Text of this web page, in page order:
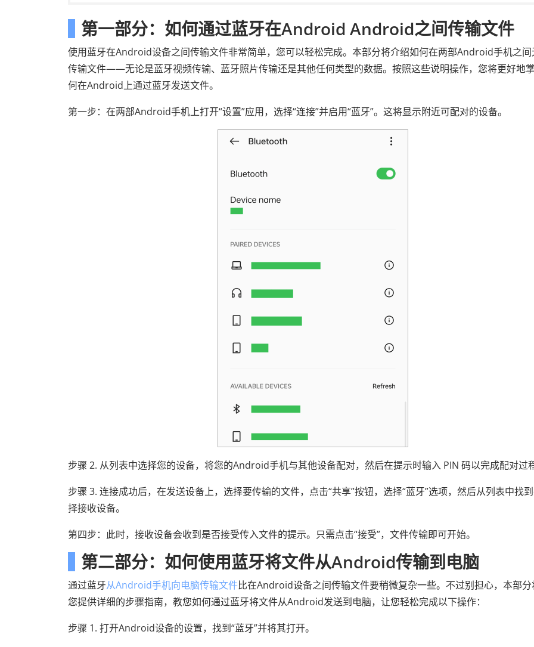
第一部分：如何通过蓝牙在Android Android之间传输文件
使用蓝牙在Android设备之间传输文件非常简单，您可以轻松完成。本部分将介绍如何在两部Android手机之间
传输文件——无论是蓝牙视频传输、蓝牙照片传输还是其他任何类型的数据。按照这些说明操作，您将更好地
何在Android上通过蓝牙发送文件。
第一步：在两部Android手机上打开“设置”应用，选择“连接”并启用“蓝牙”。这将显示附近可配对的设备。
步骤 2. 从列表中选择您的设备，将您的Android手机与其他设备配对，然后在提示时输入 PIN 码以完成配对过程
步骤 3. 连接成功后，在发送设备上，选择要传输的文件，点击“共享”按钮，选择“蓝牙”选项，然后从列表中找
择接收设备。
第四步：此时，接收设备会收到是否接受传入文件的提示。只需点击“接受”，文件传输即可开始。
第二部分：如何使用蓝牙将文件从Android传输到电脑
通过蓝牙从Android手机向电脑传输文件比在Android设备之间传输文件要稍微复杂一些。不过别担心，本部分
您提供详细的步骤指南，教您如何通过蓝牙将文件从Android发送到电脑，让您轻松完成以下操作：
步骤 1. 打开Android设备的设置，找到“蓝牙”并将其打开。